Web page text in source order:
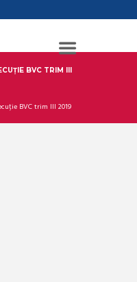
BVC TRIM III
BVC trim III 2019